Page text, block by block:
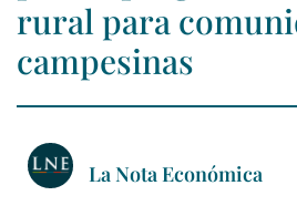
rural para
campesinas
La Nota Económica